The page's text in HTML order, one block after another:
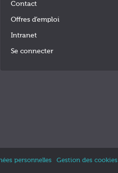
Contact
Offres d’emploi
Intranet
Se connecter
personnelles Gestion des cookies